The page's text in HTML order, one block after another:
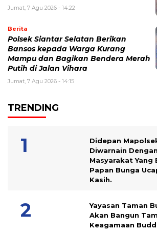
Jumat, 7 Agu 2026 - 14:22
Berita
Polsek Siantar Selatan Berikan
Bansos kepada Warga Kurang
Mampu dan Bagikan Bendera Merah
Putih di Jalan Vihara
Jumat, 7 Agu 2026 - 14:15
TRENDING
Didepan
Diwarnain
Masyarakat Yang
Papan Bunga
Kasih.
Yayasan Taman
Akan Bangun
Keagamaan